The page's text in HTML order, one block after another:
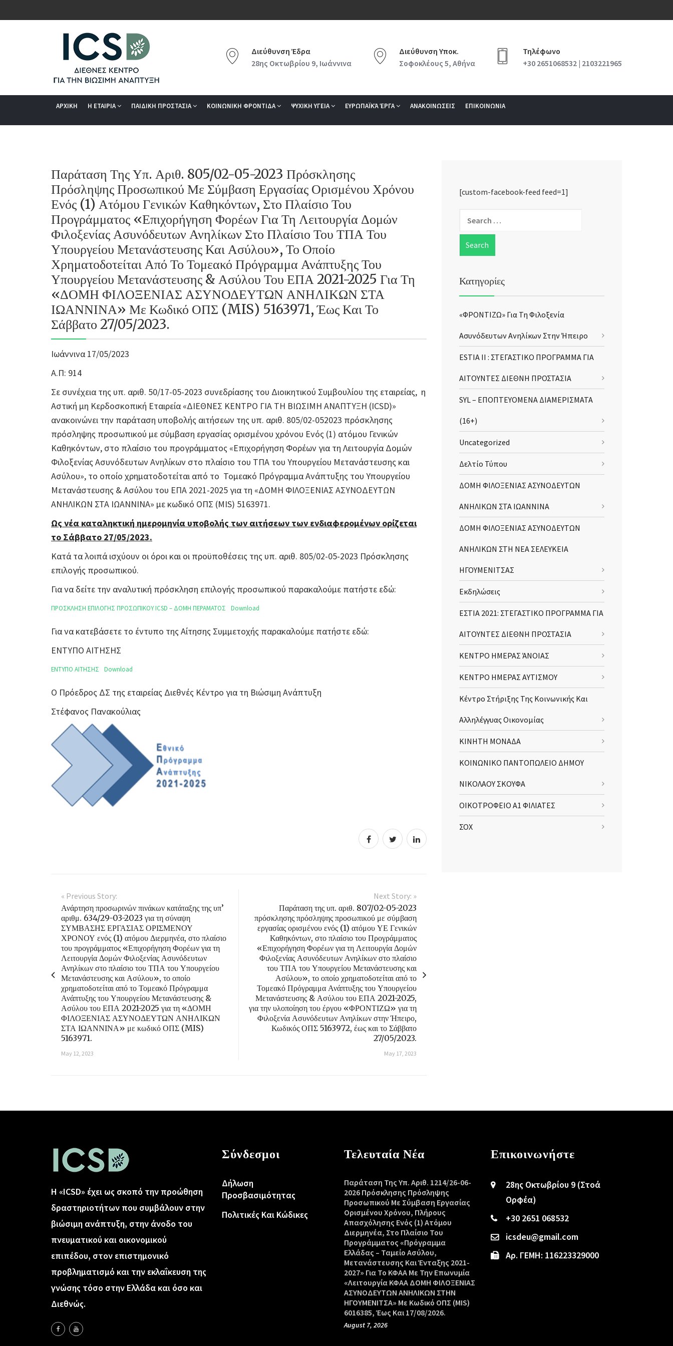
Διεύθυνση Έδρα
28ης Οκτωβρίου 9, Ιωάννινα
Διεύθυνση Υποκ.
Σοφοκλέους 5, Αθήνα
Τηλέφωνο
+30 2651068532 | 2103221965
ΑΡΧΙΚΗ Η ΕΤΑΙΡΙΑ ΠΑΙΔΙΚΗ ΠΡΟΣΤΑΣΙΑ ΚΟΙΝΩΝΙΚΗ ΦΡΟΝΤΙΔΑ ΨΥΧΙΚΗ ΥΓΕΙΑ ΕΥΡΩΠΑΪΚΆ ΈΡΓΑ ΑΝΑΚΟΙΝΩΣΕΙΣ ΕΠΙΚΟΙΝΩΝΙΑ
Παράταση Της Υπ. Αριθ. 805/02-05-2023 Πρόσκλησης
Πρόσληψης Προσωπικού Με Σύμβαση Εργασίας Ορισμένου Χρόνου
Ενός (1) Ατόμου Γενικών Καθηκόντων, Στο Πλαίσιο Του
Προγράμματος «Επιχορήγηση Φορέων Για Τη Λειτουργία Δομών
Φιλοξενίας Ασυνόδευτων Ανηλίκων Στο Πλαίσιο Του ΤΠΑ Του
Υπουργείου Μετανάστευσης Και Ασύλου», Το Οποίο
Χρηματοδοτείται Από Το Τομεακό Πρόγραμμα Ανάπτυξης Του
Υπουργείου Μετανάστευσης & Ασύλου Του ΕΠΑ 2021-2025 Για Τη
«ΔΟΜΗ ΦΙΛΟΞΕΝΙΑΣ ΑΣΥΝΟΔΕΥΤΩΝ ΑΝΗΛΙΚΩΝ ΣΤΑ
ΙΩΑΝΝΙΝΑ» Με Κωδικό ΟΠΣ (MIS) 5163971, Έως Και Το
Σάββατο 27/05/2023.
Ιωάννινα 17/05/2023
Α.Π: 914
Σε συνέχεια της υπ. αριθ. 50/17-05-2023 συνεδρίασης του Διοικητικού Συμβουλίου της εταιρείας, η
Αστική μη Κερδοσκοπική Εταιρεία «ΔΙΕΘΝΕΣ ΚΕΝΤΡΟ ΓΙΑ ΤΗ ΒΙΩΣΙΜΗ ΑΝΑΠΤΥΞΗ (ICSD)»
ανακοινώνει την παράταση υποβολής αιτήσεων της υπ. αριθ. 805/02-052023 πρόσκλησης
πρόσληψης προσωπικού με σύμβαση εργασίας ορισμένου χρόνου Ενός (1) ατόμου Γενικών
Καθηκόντων, στο πλαίσιο του προγράμματος «Επιχορήγηση Φορέων για τη Λειτουργία Δομών
Φιλοξενίας Ασυνόδευτων Ανηλίκων στο πλαίσιο του ΤΠΑ του Υπουργείου Μετανάστευσης και
Ασύλου», το οποίο χρηματοδοτείται από το Τομεακό Πρόγραμμα Ανάπτυξης του Υπουργείου
Μετανάστευσης & Ασύλου του ΕΠΑ 2021-2025 για τη «ΔΟΜΗ ΦΙΛΟΞΕΝΙΑΣ ΑΣΥΝΟΔΕΥΤΩΝ
ΑΝΗΛΙΚΩΝ ΣΤΑ ΙΩΑΝΝΙΝΑ» με κωδικό ΟΠΣ (MIS) 5163971.
Ως νέα καταληκτική ημερομηνία υποβολής των αιτήσεων των ενδιαφερομένων ορίζεται
το Σάββατο 27/05/2023.
Κατά τα λοιπά ισχύουν οι όροι και οι προϋποθέσεις της υπ. αριθ. 805/02-05-2023 Πρόσκλησης
επιλογής προσωπικού.
Για να δείτε την αναλυτική πρόσκληση επιλογής προσωπικού παρακαλούμε πατήστε εδώ:
ΠΡΟΣΚΛΗΣΗ ΕΠΙΛΟΓΗΣ ΠΡΟΣΩΠΙΚΟΥ ICSD – ΔΟΜΗ ΠΕΡΑΜΑΤΟΣ Download
Για να κατεβάσετε το έντυπο της Αίτησης Συμμετοχής παρακαλούμε πατήστε εδώ:
ΕΝΤΥΠΟ ΑΙΤΗΣΗΣ
ΕΝΤΥΠΟ ΑΙΤΗΣΗΣ Download
Ο Πρόεδρος ΔΣ της εταιρείας Διεθνές Κέντρο για τη Βιώσιμη Ανάπτυξη
Στέφανος Πανακούλιας
« Previous Story:
Ανάρτηση προσωρινών πινάκων κατάταξης της υπ’
αριθμ. 634/29-03-2023 για τη σύναψη
ΣΥΜΒΑΣΗΣ ΕΡΓΑΣΙΑΣ ΟΡΙΣΜΕΝΟΥ
ΧΡΟΝΟΥ ενός (1) ατόμου Διερμηνέα, στο πλαίσιο
του προγράμματος «Επιχορήγηση Φορέων για τη
Λειτουργία Δομών Φιλοξενίας Ασυνόδευτων
Ανηλίκων στο πλαίσιο του ΤΠΑ του Υπουργείου
Μετανάστευσης και Ασύλου», το οποίο
χρηματοδοτείται από το Τομεακό Πρόγραμμα
Ανάπτυξης του Υπουργείου Μετανάστευσης &
Ασύλου του ΕΠΑ 2021-2025 για τη «ΔΟΜΗ
ΦΙΛΟΞΕΝΙΑΣ ΑΣΥΝΟΔΕΥΤΩΝ ΑΝΗΛΙΚΩΝ
ΣΤΑ ΙΩΑΝΝΙΝΑ» με κωδικό ΟΠΣ (MIS)
5163971.
May 12, 2023
Next Story: »
Παράταση της υπ. αριθ. 807/02-05-2023
πρόσκλησης πρόσληψης προσωπικού με σύμβαση
εργασίας ορισμένου ενός (1) ατόμου ΥΕ Γενικών
Καθηκόντων, στο πλαίσιο του Προγράμματος
«Επιχορήγηση Φορέων για τη Λειτουργία Δομών
Φιλοξενίας Ασυνόδευτων Ανηλίκων στο πλαίσιο
του ΤΠΑ του Υπουργείου Μετανάστευσης και
Ασύλου», το οποίο χρηματοδοτείται από το
Τομεακό Πρόγραμμα Ανάπτυξης του Υπουργείου
Μετανάστευσης & Ασύλου του ΕΠΑ 2021-2025,
για την υλοποίηση του έργου «ΦΡΟΝΤΙΖΩ» για τη
Φιλοξενία Ασυνόδευτων Ανηλίκων στην Ήπειρο,
Κωδικός ΟΠΣ 5163972, έως και το Σάββατο
27/05/2023.
May 17, 2023
[custom-facebook-feed feed=1]
Κατηγορίες
«ΦΡΟΝΤΙΖΩ» Για Τη Φιλοξενία
Ασυνόδευτων Ανηλίκων Στην Ήπειρο
ESTIA II : ΣΤΕΓΑΣΤΙΚΟ ΠΡΟΓΡΑΜΜΑ ΓΙΑ
ΑΙΤΟΥΝΤΕΣ ΔΙΕΘΝΗ ΠΡΟΣΤΑΣΙΑ
SYL – ΕΠΟΠΤΕΥΟΜΕΝΑ ΔΙΑΜΕΡΙΣΜΑΤΑ
(16+)
Uncategorized
Δελτίο Τύπου
ΔΟΜΗ ΦΙΛΟΞΕΝΙΑΣ ΑΣΥΝΟΔΕΥΤΩΝ
ΑΝΗΛΙΚΩΝ ΣΤΑ ΙΩΑΝΝΙΝΑ
ΔΟΜΗ ΦΙΛΟΞΕΝΙΑΣ ΑΣΥΝΟΔΕΥΤΩΝ
ΑΝΗΛΙΚΩΝ ΣΤΗ ΝΕΑ ΣΕΛΕΥΚΕΙΑ
ΗΓΟΥΜΕΝΙΤΣΑΣ
Εκδηλώσεις
ΕΣΤΙΑ 2021: ΣΤΕΓΑΣΤΙΚΟ ΠΡΟΓΡΑΜΜΑ ΓΙΑ
ΑΙΤΟΥΝΤΕΣ ΔΙΕΘΝΗ ΠΡΟΣΤΑΣΙΑ
ΚΕΝΤΡΟ ΗΜΕΡΑΣ ΆΝΟΙΑΣ
ΚΕΝΤΡΟ ΗΜΕΡΑΣ ΑΥΤΙΣΜΟΥ
Κέντρο Στήριξης Της Κοινωνικής Και
Αλληλέγγυας Οικονομίας
ΚΙΝΗΤΗ ΜΟΝΑΔΑ
ΚΟΙΝΩΝΙΚΟ ΠΑΝΤΟΠΩΛΕΙΟ ΔΗΜΟΥ
ΝΙΚΟΛΑΟΥ ΣΚΟΥΦΑ
ΟΙΚΟΤΡΟΦΕΙΟ Α1 ΦΙΛΙΑΤΕΣ
ΣΟΧ
Η «ICSD» έχει ως σκοπό την προώθηση
δραστηριοτήτων που συμβάλουν στην
βιώσιμη ανάπτυξη, στην άνοδο του
πνευματικού και οικονομικού
επιπέδου, στον επιστημονικό
προβληματισμό και την εκλαΐκευση της
γνώσης τόσο στην Ελλάδα και όσο και
Διεθνώς.
Σύνδεσμοι
Δήλωση
Προσβασιμότητας
Πολιτικές Και Κώδικες
Τελευταία Νέα
Παράταση Της Υπ. Αριθ. 1214/26-06-
2026 Πρόσκλησης Πρόσληψης
Προσωπικού Με Σύμβαση Εργασίας
Ορισμένου Χρόνου, Πλήρους
Απασχόλησης Ενός (1) Ατόμου
Διερμηνέα, Στο Πλαίσιο Του
Προγράμματος «Πρόγραμμα
Ελλάδας – Ταμείο Ασύλου,
Μετανάστευσης Και Ένταξης 2021-
2027» Για Το ΚΦΑΑ Με Την Επωνυμία
«Λειτουργία ΚΦΑΑ ΔΟΜΗ ΦΙΛΟΞΕΝΙΑΣ
ΑΣΥΝΟΔΕΥΤΩΝ ΑΝΗΛΙΚΩΝ ΣΤΗΝ
ΗΓΟΥΜΕΝΙΤΣΑ» Με Κωδικό ΟΠΣ (MIS)
6016385, Έως Και 17/08/2026.
August 7, 2026
Επικοινωνήστε
28ης Οκτωβρίου 9 (Στοά
Ορφέα)
+30 2651 068532
icsdeu@gmail.com
Αρ. ΓΕΜΗ: 116223329000